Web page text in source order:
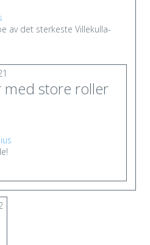
av det sterkeste Villekulla-
med store roller